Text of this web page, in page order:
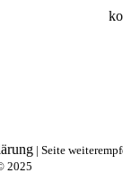
| Seite
2025